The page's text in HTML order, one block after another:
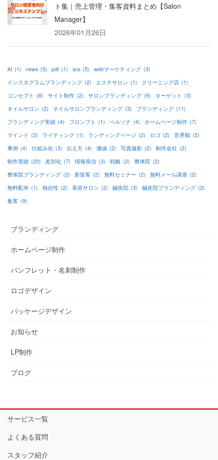
ト集｜売上管理・集客資料まとめ【Salon
Manager】
2026年01月26日
AI (1) news (5) pdf (1) sns (5) webマーケティング (3)
インスタグラムブランディング (2) エステサロン (1) クリーニング店 (1)
コンセプト (8) サイト制作 (2) サロンブランディング (9) ターゲット (3)
ネイルサロン (2) ネイルサロンブランディング (3) ブランディング (11)
ブランディング実績 (4) プロンプト (1) ペルソナ (4) ホームページ制作 (7)
マインド (2) ライティング (1) ランディングページ (2) ロゴ (2) 世界観 (2)
事例 (4) 仕組み化 (3) 伝え方 (4) 価値 (2) 写真撮影 (2) 制作会社 (2)
制作実績 (20) 差別化 (7) 情報発信 (3) 戦略 (2) 整体院 (2)
整体院ブランディング (2) 新規客 (2) 無料セミナー (2) 無料メール講座 (2)
無料配布 (1) 独自性 (2) 美容サロン (2) 鍼灸院 (3) 鍼灸院ブランディング (2)
集客 (9)
ブランディング
ホームページ制作
パンフレット・名刺制作
ロゴデザイン
パッケージデザイン
お知らせ
LP制作
ブログ
サービス一覧
よくある質問
スタッフ紹介